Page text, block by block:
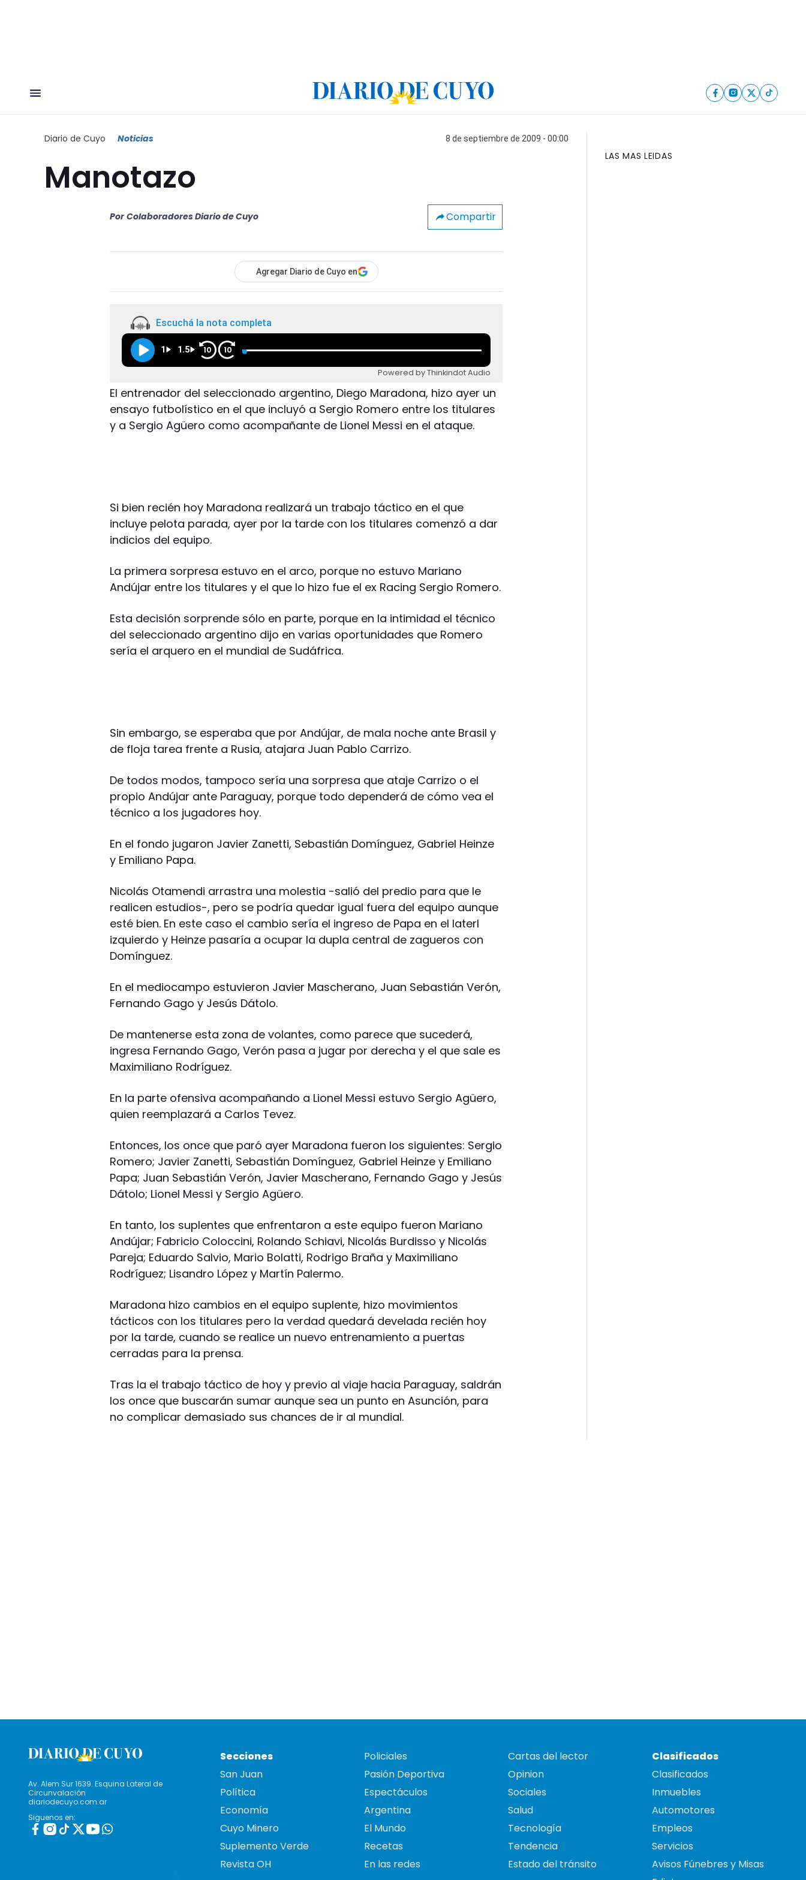
Diario de Cuyo Noticias 8 de septiembre de 2009 - 00:00
Manotazo
Por Colaboradores Diario de Cuyo Compartir
Agregar Diario de Cuyo en
Escuchá la nota completa
1 1.5 10 10
Powered by Thinkindot Audio
El entrenador del seleccionado argentino, Diego Maradona, hizo ayer un
ensayo futbolístico en el que incluyó a Sergio Romero entre los titulares
y a Sergio Agüero como acompañante de Lionel Messi en el ataque.
Si bien recién hoy Maradona realizará un trabajo táctico en el que
incluye pelota parada, ayer por la tarde con los titulares comenzó a dar
indicios del equipo.
La primera sorpresa estuvo en el arco, porque no estuvo Mariano
Andújar entre los titulares y el que lo hizo fue el ex Racing Sergio Romero.
Esta decisión sorprende sólo en parte, porque en la intimidad el técnico
del seleccionado argentino dijo en varias oportunidades que Romero
sería el arquero en el mundial de Sudáfrica.
Sin embargo, se esperaba que por Andújar, de mala noche ante Brasil y
de floja tarea frente a Rusia, atajara Juan Pablo Carrizo.
De todos modos, tampoco sería una sorpresa que ataje Carrizo o el
propio Andújar ante Paraguay, porque todo dependerá de cómo vea el
técnico a los jugadores hoy.
En el fondo jugaron Javier Zanetti, Sebastián Domínguez, Gabriel Heinze
y Emiliano Papa.
Nicolás Otamendi arrastra una molestia -salió del predio para que le
realicen estudios-, pero se podría quedar igual fuera del equipo aunque
esté bien. En este caso el cambio sería el ingreso de Papa en el laterl
izquierdo y Heinze pasaría a ocupar la dupla central de zagueros con
Domínguez.
En el mediocampo estuvieron Javier Mascherano, Juan Sebastián Verón,
Fernando Gago y Jesús Dátolo.
De mantenerse esta zona de volantes, como parece que sucederá,
ingresa Fernando Gago, Verón pasa a jugar por derecha y el que sale es
Maximiliano Rodríguez.
En la parte ofensiva acompañando a Lionel Messi estuvo Sergio Agüero,
quien reemplazará a Carlos Tevez.
Entonces, los once que paró ayer Maradona fueron los siguientes: Sergio
Romero; Javier Zanetti, Sebastián Domínguez, Gabriel Heinze y Emiliano
Papa; Juan Sebastián Verón, Javier Mascherano, Fernando Gago y Jesús
Dátolo; Lionel Messi y Sergio Agüero.
En tanto, los suplentes que enfrentaron a este equipo fueron Mariano
Andújar; Fabricio Coloccini, Rolando Schiavi, Nicolás Burdisso y Nicolás
Pareja; Eduardo Salvio, Mario Bolatti, Rodrigo Braña y Maximiliano
Rodríguez; Lisandro López y Martín Palermo.
Maradona hizo cambios en el equipo suplente, hizo movimientos
tácticos con los titulares pero la verdad quedará develada recién hoy
por la tarde, cuando se realice un nuevo entrenamiento a puertas
cerradas para la prensa.
Tras la el trabajo táctico de hoy y previo al viaje hacia Paraguay, saldrán
los once que buscarán sumar aunque sea un punto en Asunción, para
no complicar demasiado sus chances de ir al mundial.
LAS MAS LEIDAS
Av. Alem Sur 1639. Esquina Lateral de
Circunvalación
diariodecuyo.com.ar
Siguenos en:
Secciones
San Juan
Política
Economía
Cuyo Minero
Suplemento Verde
Revista OH
Policiales
Pasión Deportiva
Espectáculos
Argentina
El Mundo
Recetas
En las redes
Cartas del lector
Opinion
Sociales
Salud
Tecnología
Tendencia
Estado del tránsito
Clasificados
Clasificados
Inmuebles
Automotores
Empleos
Servicios
Avisos Fúnebres y Misas